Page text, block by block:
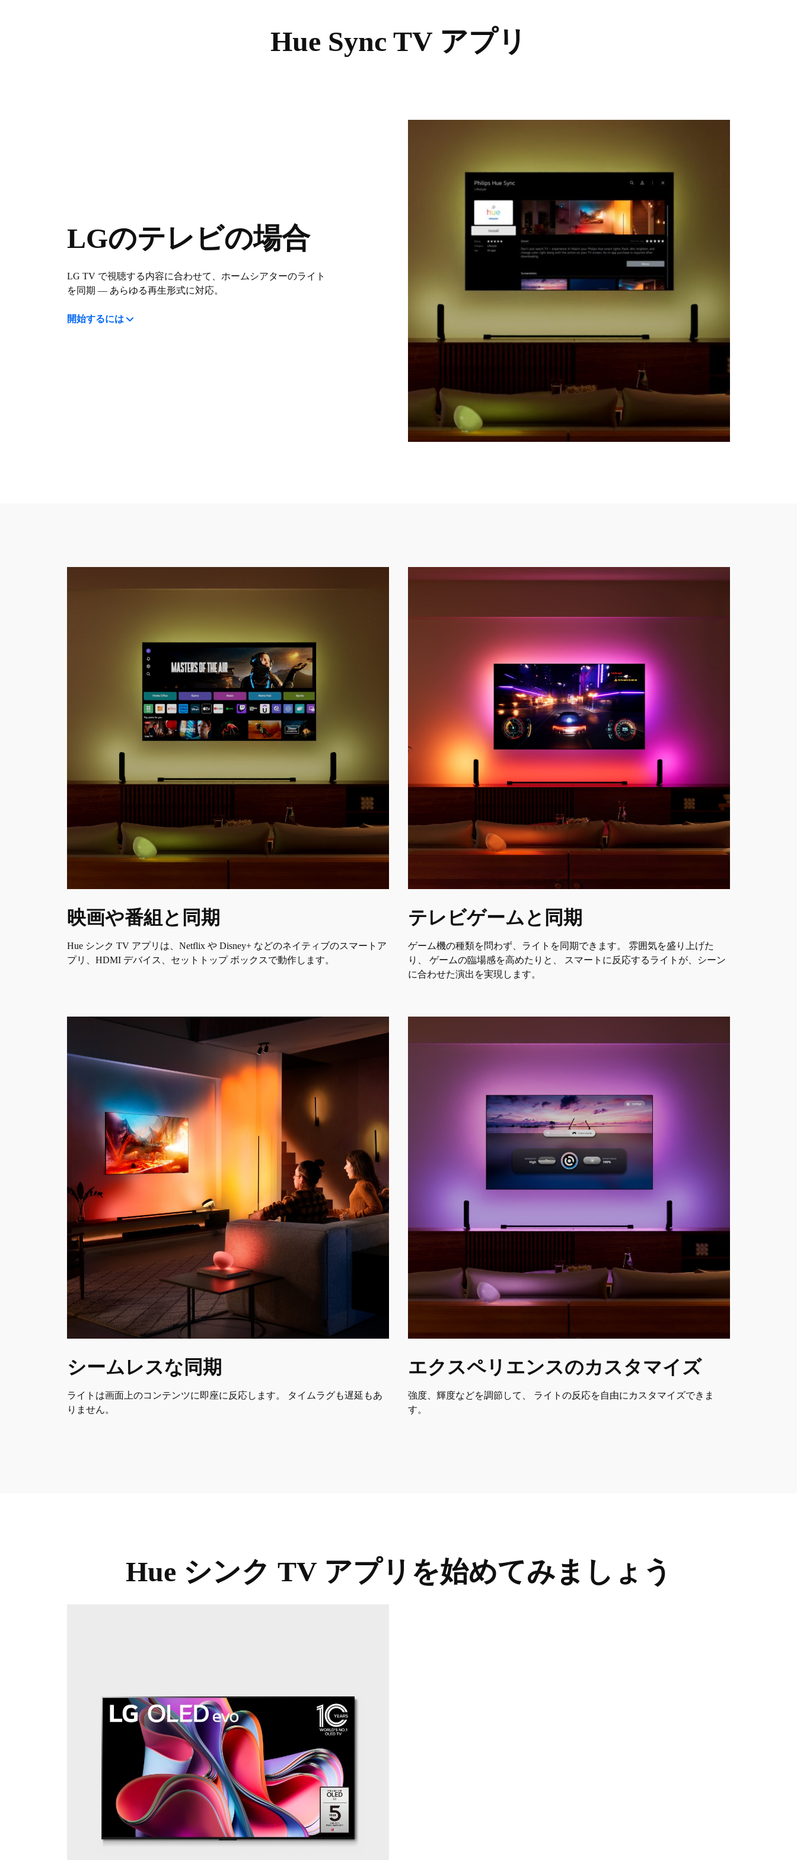
Hue Sync TV アプリ
LGのテレビの場合
LG TV で視聴する内容に合わせて、ホームシアターのライト
を同期 — あらゆる再生形式に対応。
開始するには
映画や番組と同期
Hue シンク TV アプリは、Netflix や Disney+ などのネイティブのスマートア
プリ、HDMI デバイス、セットトップ ボックスで動作します。
テレビゲームと同期
ゲーム機の種類を問わず、ライトを同期できます。 雰囲気を盛り上げた
り、 ゲームの臨場感を高めたりと、 スマートに反応するライトが、シーン
に合わせた演出を実現します。
シームレスな同期
ライトは画面上のコンテンツに即座に反応します。 タイムラグも遅延もあ
りません。
エクスペリエンスのカスタマイズ
強度、輝度などを調節して、 ライトの反応を自由にカスタマイズできま
す。
Hue シンク TV アプリを始めてみましょう